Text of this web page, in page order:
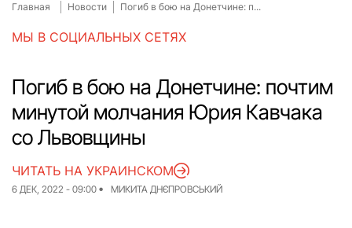
Главная
О нас
Инструкции
Спорт
Интервью
Досье
Блог
Проекты
Главная Новости Погиб в бою на Донетчине: п...
МЫ В СОЦИАЛЬНЫХ СЕТЯХ
Погиб в бою на Донетчине: почтим
минутой молчания Юрия Кавчака
со Львовщины
6 ДЕК, 2022 - 09:00 МИКИТА ДНЄПРОВСЬКИЙ
ЧИТАТЬ НА УКРАИНСКОМ